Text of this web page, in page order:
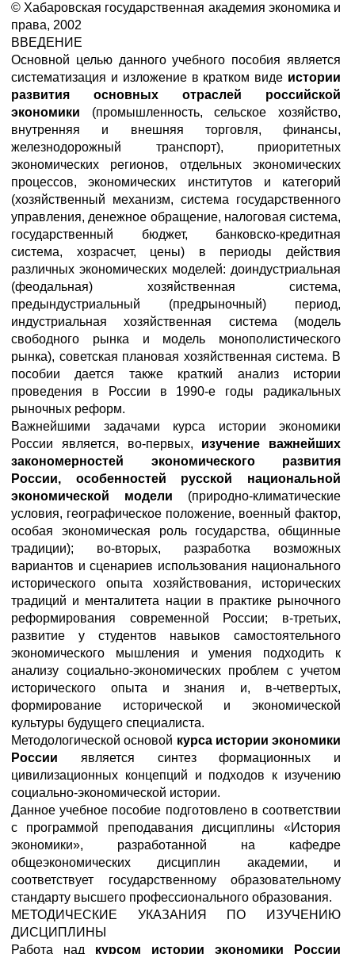
© Хабаровская государственная академия экономика и
права, 2002
ВВЕДЕНИЕ
Основной целью данного учебного пособия является
систематизация и изложение в кратком виде истории
развития основных отраслей российской
экономики (промышленность, сельское хозяйство,
внутренняя и внешняя торговля, финансы,
железнодорожный транспорт), приоритетных
экономических регионов, отдельных экономических
процессов, экономических институтов и категорий
(хозяйственный механизм, система государственного
управления, денежное обращение, налоговая система,
государственный бюджет, банковско-кредитная
система, хозрасчет, цены) в периоды действия
различных экономических моделей: доиндустриальная
(феодальная) хозяйственная система,
предындустриальный (предрыночный) период,
индустриальная хозяйственная система (модель
свободного рынка и модель монополистического
рынка), советская плановая хозяйственная система. В
пособии дается также краткий анализ истории
проведения в России в 1990-е годы радикальных
рыночных реформ.
Важнейшими задачами курса истории экономики
России является, во-первых, изучение важнейших
закономерностей экономического развития
России, особенностей русской национальной
экономической модели (природно-климатические
условия, географическое положение, военный фактор,
особая экономическая роль государства, общинные
традиции); во-вторых, разработка возможных
вариантов и сценариев использования национального
исторического опыта хозяйствования, исторических
традиций и менталитета нации в практике рыночного
реформирования современной России; в-третьих,
развитие у студентов навыков самостоятельного
экономического мышления и умения подходить к
анализу социально-экономических проблем с учетом
исторического опыта и знания и, в-четвертых,
формирование исторической и экономической
культуры будущего специалиста.
Методологической основой курса истории экономики
России является синтез формационных и
цивилизационных концепций и подходов к изучению
социально-экономической истории.
Данное учебное пособие подготовлено в соответствии
с программой преподавания дисциплины «История
экономики», разработанной на кафедре
общеэкономических дисциплин академии, и
соответствует государственному образовательному
стандарту высшего профессионального образования.
МЕТОДИЧЕСКИЕ УКАЗАНИЯ ПО ИЗУЧЕНИЮ
ДИСЦИПЛИНЫ
Работа над курсом истории экономики России